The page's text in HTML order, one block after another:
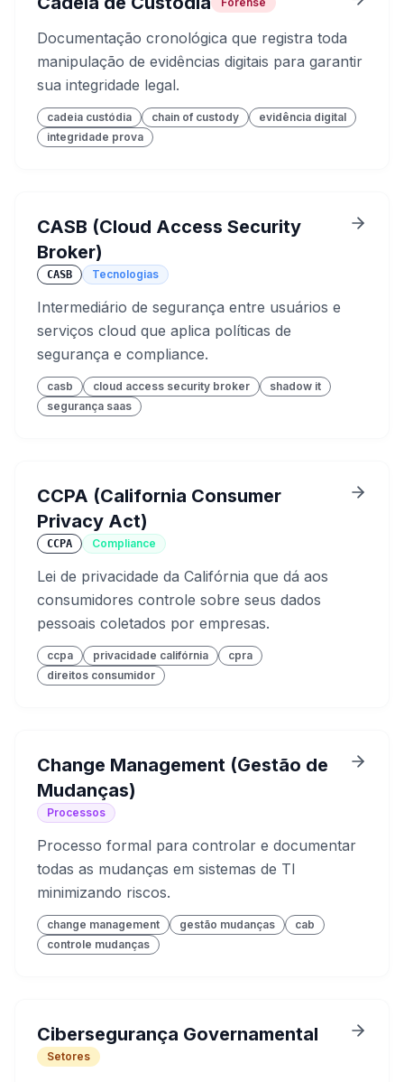
Documentação cronológica que registra toda
manipulação de evidências digitais para garantir
sua integridade legal.
cadeia custódia chain of custody
evidência digital
integridade prova
CASB (Cloud Access Security
Broker)
CASB Tecnologias
Intermediário de segurança entre usuários e
serviços cloud que aplica políticas de
segurança e compliance.
casb cloud access security broker
shadow it
segurança saas
CCPA (California Consumer
Privacy Act)
CCPA Compliance
Lei de privacidade da Califórnia que dá aos
consumidores controle sobre seus dados
pessoais coletados por empresas.
ccpa privacidade califórnia
cpra
direitos consumidor
Change Management (Gestão de
Mudanças)
Processos
Processo formal para controlar e documentar
todas as mudanças em sistemas de TI
minimizando riscos.
change management gestão mudanças
cab
controle mudanças
Cibersegurança Governamental
Setores